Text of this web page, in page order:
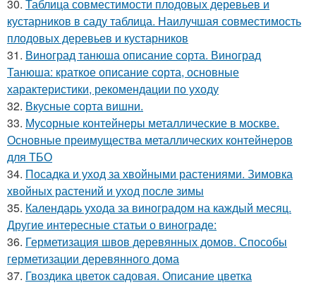
30. Таблица совместимости плодовых деревьев и
кустарников в саду таблица. Наилучшая совместимость
плодовых деревьев и кустарников
31. Виноград танюша описание сорта. Виноград
Танюша: краткое описание сорта, основные
характеристики, рекомендации по уходу
32. Вкусные сорта вишни.
33. Мусорные контейнеры металлические в москве.
Основные преимущества металлических контейнеров
для ТБО
34. Посадка и уход за хвойными растениями. Зимовка
хвойных растений и уход после зимы
35. Календарь ухода за виноградом на каждый месяц.
Другие интересные статьи о винограде:
36. Герметизация швов деревянных домов. Способы
герметизации деревянного дома
37. Гвоздика цветок садовая. Описание цветка